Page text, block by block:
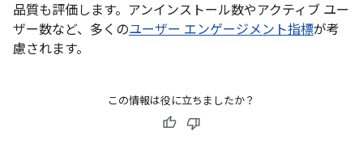
品質も評価します。アンインストール数やアクティブ ユー
ザー数など、多くのユーザー エンゲージメント指標が考
慮されます。
この情報は役に立ちましたか？